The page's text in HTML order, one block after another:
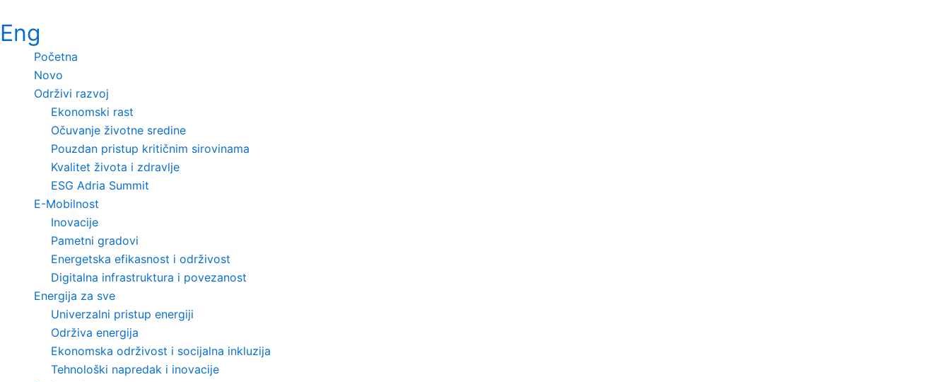
to
content
Eng
Početna
Novo
Održivi razvoj
Ekonomski rast
Očuvanje životne sredine
Pouzdan pristup kritičnim sirovinama
Kvalitet života i zdravlje
ESG Adria Summit
E-Mobilnost
Inovacije
Pametni gradovi
Energetska efikasnost i održivost
Digitalna infrastruktura i povezanost
Energija za sve
Univerzalni pristup energiji
Održiva energija
Ekonomska održivost i socijalna inkluzija
Tehnološki napredak i inovacije